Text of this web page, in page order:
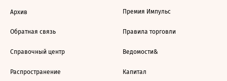
Архив
Обратная связь
Справочный центр
Распространение
Премия Импульс
Правила торговли
Ведомости&
Капитал